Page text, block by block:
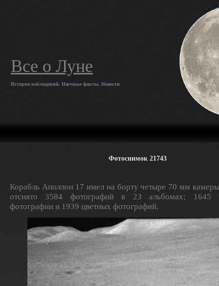
Все о Луне
История наблюдений, Научные факты, Новости
Фотоснимок 21743
Корабль Аполлон 17 имел на борту четыре 70 мм
отснято 3584 фотографий в 23 альбомах; 1645
фотографии и 1939 цветных фотографий.